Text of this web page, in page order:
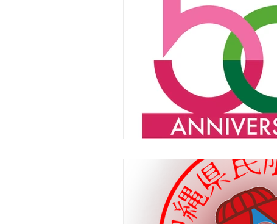
おきなわ彩発見キャンペーン